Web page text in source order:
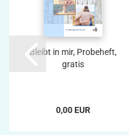
Bleibt in mir, Probeheft,
gratis
0,00 EUR